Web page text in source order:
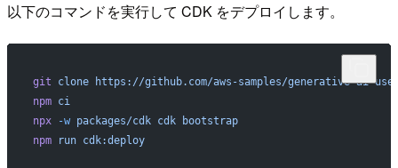
以下のコマンドを実行して CDK をデプロイします。
git clone https://github.com/aws-samples/generative-ai-
npm ci
npx -w packages/cdk cdk bootstrap
npm run cdk:deploy